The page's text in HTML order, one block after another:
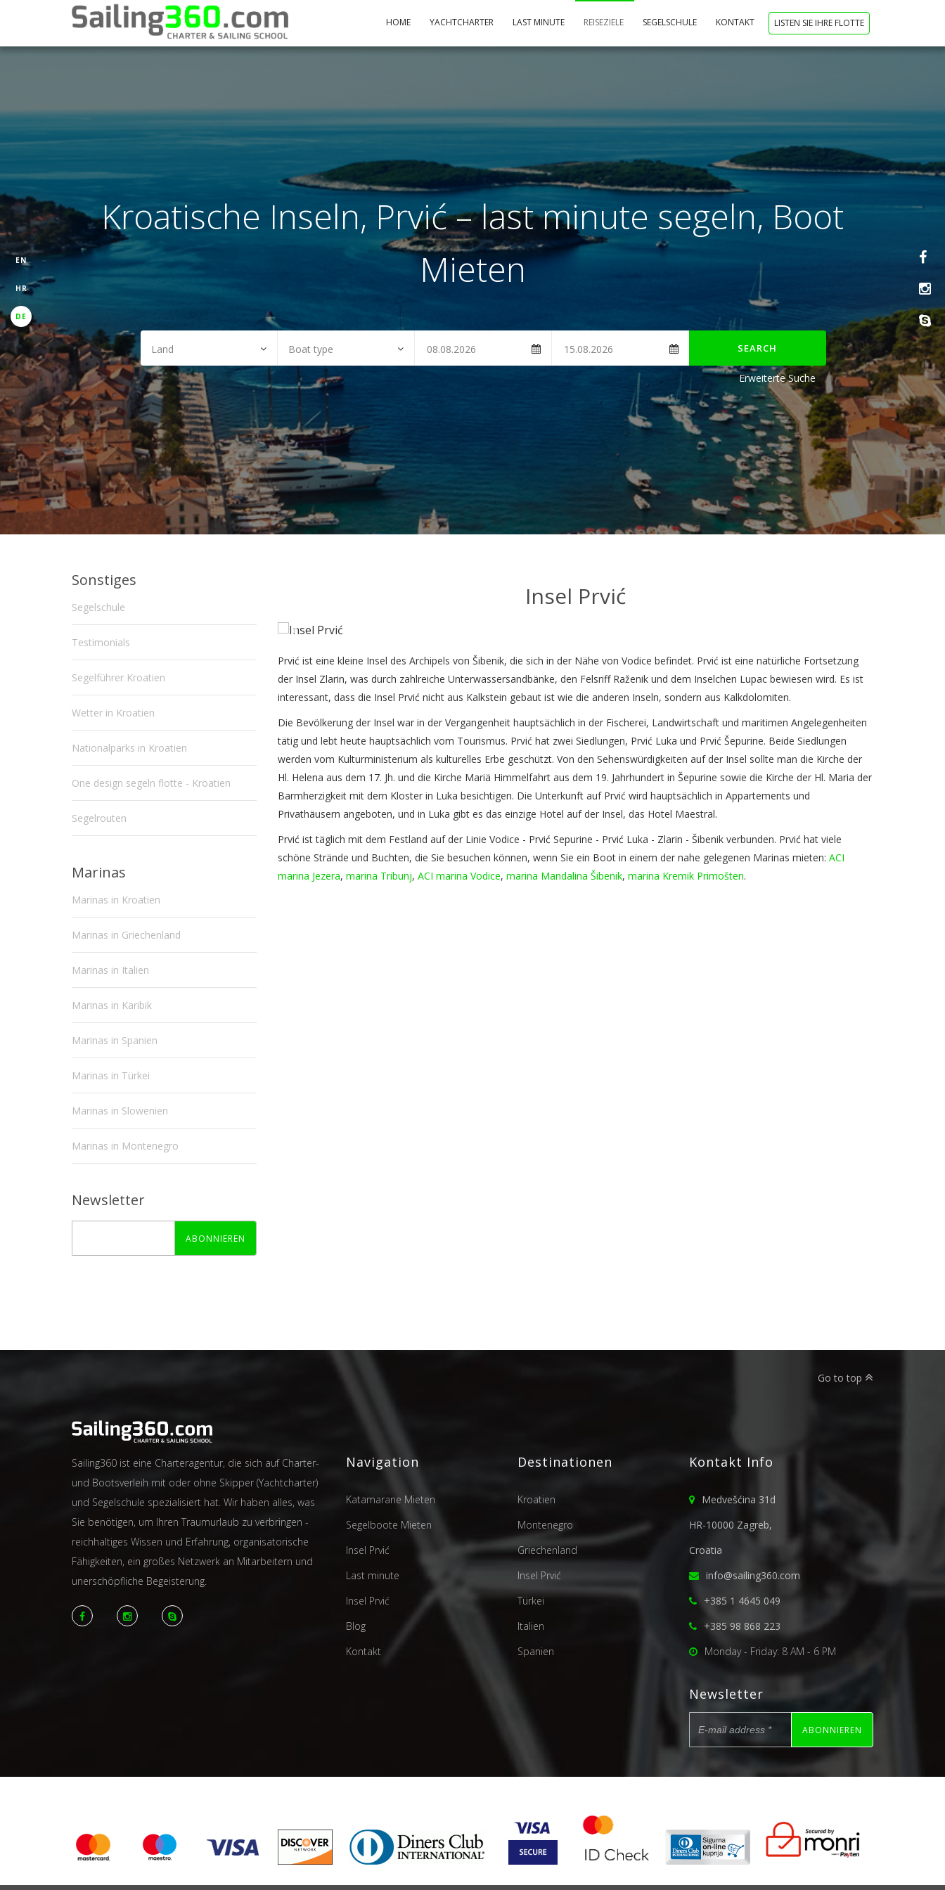
HOME YACHTCHARTER LAST MINUTE REISEZIELE SEGELSCHULE KONTAKT LISTEN SIE IHRE FLOTTE
Kroatische Inseln, Prvić – last minute segeln, Boot
Mieten
SEARCH
Erweiterte Suche
EN
HR
DE
Insel Prvić
Prvić ist eine kleine Insel des Archipels von Šibenik, die sich in der Nähe von Vodice befindet. Prvić ist eine natürliche Fortsetzung
der Insel Zlarin, was durch zahlreiche Unterwassersandbänke, den Felsriff Raženik und dem Inselchen Lupac bewiesen wird. Es ist
interessant, dass die Insel Prvić nicht aus Kalkstein gebaut ist wie die anderen Inseln, sondern aus Kalkdolomiten.
Die Bevölkerung der Insel war in der Vergangenheit hauptsächlich in der Fischerei, Landwirtschaft und maritimen Angelegenheiten
tätig und lebt heute hauptsächlich vom Tourismus. Prvić hat zwei Siedlungen, Prvić Luka und Prvić Šepurine. Beide Siedlungen
werden vom Kulturministerium als kulturelles Erbe geschützt. Von den Sehenswürdigkeiten auf der Insel sollte man die Kirche der
Hl. Helena aus dem 17. Jh. und die Kirche Mariä Himmelfahrt aus dem 19. Jahrhundert in Šepurine sowie die Kirche der Hl. Maria der
Barmherzigkeit mit dem Kloster in Luka besichtigen. Die Unterkunft auf Prvić wird hauptsächlich in Appartements und
Privathäusern angeboten, und in Luka gibt es das einzige Hotel auf der Insel, das Hotel Maestral.
Prvić ist täglich mit dem Festland auf der Linie Vodice - Prvić Sepurine - Prvić Luka - Zlarin - Šibenik verbunden. Prvić hat viele
schöne Strände und Buchten, die Sie besuchen können, wenn Sie ein Boot in einem der nahe gelegenen Marinas mieten: ACI
marina Jezera, marina Tribunj, ACI marina Vodice, marina Mandalina Šibenik, marina Kremik Primošten.
Sonstiges
Segelschule
Testimonials
Segelführer Kroatien
Wetter in Kroatien
Nationalparks in Kroatien
One design segeln flotte - Kroatien
Segelrouten
Marinas
Marinas in Kroatien
Marinas in Griechenland
Marinas in Italien
Marinas in Karibik
Marinas in Spanien
Marinas in Türkei
Marinas in Slowenien
Marinas in Montenegro
Newsletter
ABONNIEREN
Go to top
Sailing360 ist eine Charteragentur, die sich auf Charter-
und Bootsverleih mit oder ohne Skipper (Yachtcharter)
und Segelschule spezialisiert hat. Wir haben alles, was
Sie benötigen, um Ihren Traumurlaub zu verbringen -
reichhaltiges Wissen und Erfahrung, organisatorische
Fähigkeiten, ein großes Netzwerk an Mitarbeitern und
unerschöpfliche Begeisterung.
Navigation
Katamarane Mieten
Segelboote Mieten
Insel Prvić
Last minute
Insel Prvić
Blog
Kontakt
Destinationen
Kroatien
Montenegro
Griechenland
Insel Prvić
Türkei
Italien
Spanien
Kontakt Info
Medvešćina 31d
HR-10000 Zagreb,
Croatia
info@sailing360.com
+385 1 4645 049
+385 98 868 223
Monday - Friday: 8 AM - 6 PM
Newsletter
ABONNIEREN